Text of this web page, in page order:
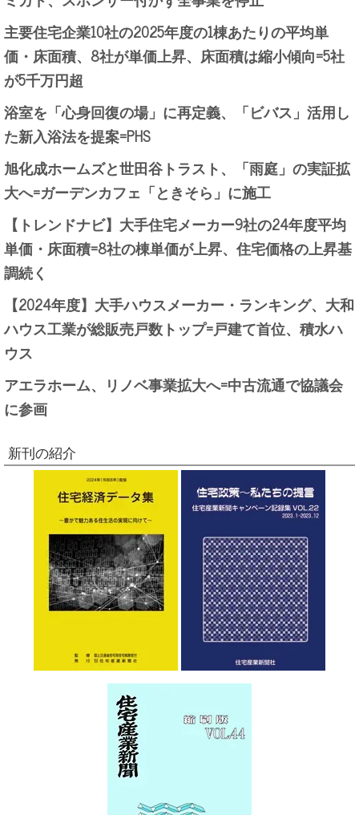
主要住宅企業10社の2025年度の1棟あたりの平均単
価・床面積、8社が単価上昇、床面積は縮小傾向=5社
が5千万円超
浴室を「心身回復の場」に再定義、「ビバス」活用し
た新入浴法を提案=PHS
旭化成ホームズと世田谷トラスト、「雨庭」の実証拡
大へ=ガーデンカフェ「ときそら」に施工
【トレンドナビ】大手住宅メーカー9社の24年度平均
単価・床面積=8社の棟単価が上昇、住宅価格の上昇基
調続く
【2024年度】大手ハウスメーカー・ランキング、大和
ハウス工業が総販売戸数トップ=戸建て首位、積水ハ
ウス
アエラホーム、リノベ事業拡大へ=中古流通で協議会
に参画
新刊の紹介